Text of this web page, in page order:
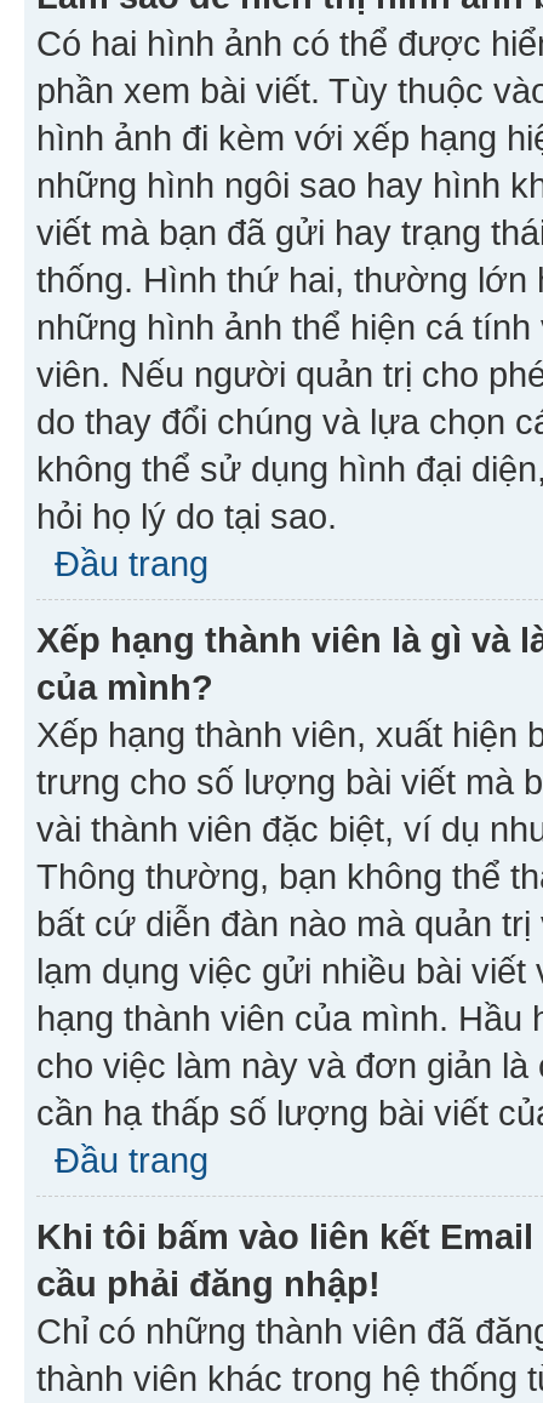
Có hai hình ảnh có thể được
phần xem bài viết. Tùy thuộc
hình ảnh đi kèm với xếp hạng
những hình ngôi sao hay hình
viết mà bạn đã gửi hay trạng
thống. Hình thứ hai, thường
những hình ảnh thể hiện cá
viên. Nếu người quản trị cho
do thay đổi chúng và lựa chọn
không thể sử dụng hình đại
hỏi họ lý do tại sao.
Đầu trang
Xếp hạng thành viên là gì và
của mình?
Xếp hạng thành viên, xuất
trưng cho số lượng bài viết mà
vài thành viên đặc biệt, ví dụ
Thông thường, bạn không thể
bất cứ diễn đàn nào mà quản
lạm dụng việc gửi nhiều bài
hạng thành viên của mình. Hầu
cho việc làm này và đơn giản
cần hạ thấp số lượng bài viết
Đầu trang
Khi tôi bấm vào liên kết
cầu phải đăng nhập!
Chỉ có những thành viên đã
thành viên khác trong hệ thống